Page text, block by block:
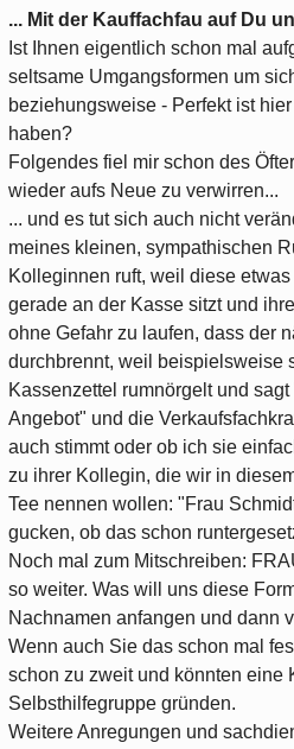
... Mit der Kauffachfau auf Du
Ist Ihnen eigentlich schon mal
seltsame Umgangsformen um
beziehungsweise - Perfekt ist
haben?
Folgendes fiel mir schon des
wieder aufs Neue zu verwirren...
... und es tut sich auch nicht
meines kleinen, sympathischen
Kolleginnen ruft, weil diese
gerade an der Kasse sitzt und
ohne Gefahr zu laufen, dass der
durchbrennt, weil beispielsweise
Kassenzettel rumnörgelt und
Angebot" und die
auch stimmt oder ob ich sie
zu ihrer Kollegin, die wir in
Tee nennen wollen: "Frau
gucken, ob das schon
Noch mal zum Mitschreiben:
so weiter. Was will uns diese
Nachnamen anfangen und dann
Wenn auch Sie das schon mal
schon zu zweit und könnten eine
Selbsthilfegruppe gründen.
Weitere Anregungen und